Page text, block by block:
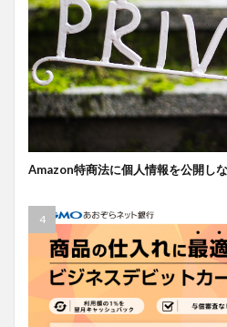
Amazon特商法に個人情報を公開し